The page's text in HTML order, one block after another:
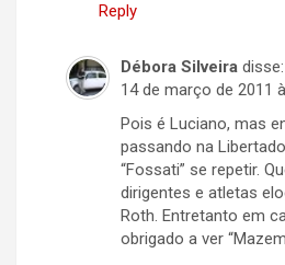
Reply
Débora Silveira disse:
14 de março de 2011
Pois é Luciano, mas
passando na
“Fossati” se repetir.
dirigentes e atletas
Roth. Entretanto em
obrigado a ver